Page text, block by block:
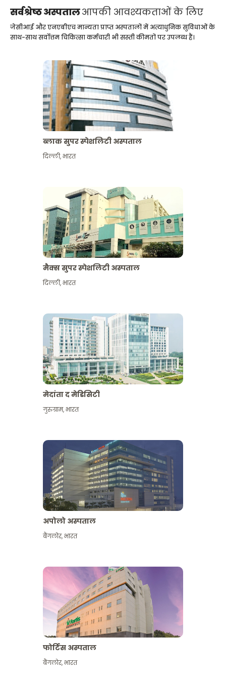
सर्वश्रेष्ठ अस्पतालआपकी आवश्यकताओं के लिए
जेसीआई और एनएबीएच मान्यता प्राप्त अस्पतालों में अत्याधुनिक सुविधाओं के
साथ-साथ सर्वोत्तम चिकित्सा कर्मचारी भी सस्ती कीमतों पर उपलब्ध हैं।
ब्लाक सुपर स्पेशलिटी अस्पताल
दिल्ली,भारत
मैक्स सुपर स्पेशलिटी अस्पताल
दिल्ली,भारत
मेदांता द मेडिसिटी
गुरुग्राम,भारत
अपोलो अस्पताल
बैंगलोर,भारत
फोर्टिस अस्पताल
बैंगलोर,भारत